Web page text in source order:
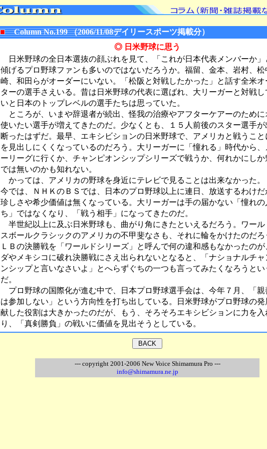
Column No.199 （2006/11/08デイリースポーツ掲載分）
◎ 日米野球に思う
日米野球の全日本選抜の顔ぶれを見て、「これが日本代表メンバーか」
傾げるプロ野球ファンも多いのではないだろうか。福留、金本、岩村、松
崎、和田らがオーダーにいない。「松阪と対戦したかった」と話す全米オ
ターの選手さえいる。昔は日米野球の代表に選ばれ、大リーガーと対戦し
いと日本のトップレベルの選手たちは思っていた。
ところが、いまや辞退者が続出、怪我の治療やアフターケアーのために
使いたい選手が増えてきたのだ。少なくとも、１５人前後のスター選手が
断ったはずだ。最早、エキシビションの日米野球で、アメリカと戦うこと
を見出しにくくなっているのだろう。大リーガーに「憧れる」時代から、
ーリーグに行くか、チャンピオンシップシリーズで戦うか、何れかにしか
では無いのかも知れない。
かっては、アメリカの野球を身近にテレビで見ることは出来なかった。
今では、ＮＨＫのＢＳでは、日本のプロ野球以上に連日、放送するわけだ
珍しさや希少価値は無くなっている。大リーガーは手の届かない「憧れの
ち」ではなくなり、「戦う相手」になってきたのだ。
半世紀以上に及ぶ日米野球も、曲がり角にきたといえるだろう。ワール
スボールクラシックのアメリカの不甲斐なさも、それに輪をかけたのだろ
ＬＢの決勝戦を「ワールドシリーズ」と呼んで何の違和感もなかったのが
ダやメキシコに破れ決勝戦にさえ出られないとなると、「ナショナルチャ
ンシップと言いなさいよ」とへらずぐちの一つも言ってみたくなろうとい
だ。
プロ野球の国際化が進む中で、日本プロ野球選手会は、今年７月、「親
は参加しない」という方向性を打ち出している。日米野球がプロ野球の発
献した役割は大きかったのだが、もう、そろそろエキシビションに力を入
り、「真剣勝負」の戦いに価値を見出そうとしている。
--- copyright 2001-2006 New Voice Shimamura Pro ---
info@shimamura.ne.jp